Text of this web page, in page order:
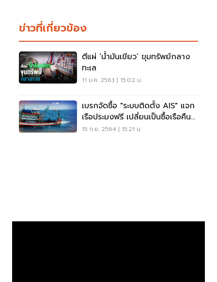
ข่าวที่เกี่ยวข้อง
ตีแผ่ ‘น้ำมันเขียว’ ขุมทรัพย์กลาง
ทะเล
11 ม.ค. 2563 | 15:02 น.
เบรกจัดซื้อ "ระบบติดตั้ง AIS" แจก
เรือประมงฟรี เปลี่ยนเป็นซื้อเรือคืนดี
กว่า
15 ก.ย. 2564 | 15:21 น.